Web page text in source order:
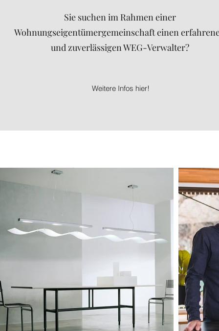
Sie suchen im Rahmen einer
Wohnungseigentümergemeinschaft einen
und zuverlässigen WEG-Verwalter?
Weitere Infos hier!